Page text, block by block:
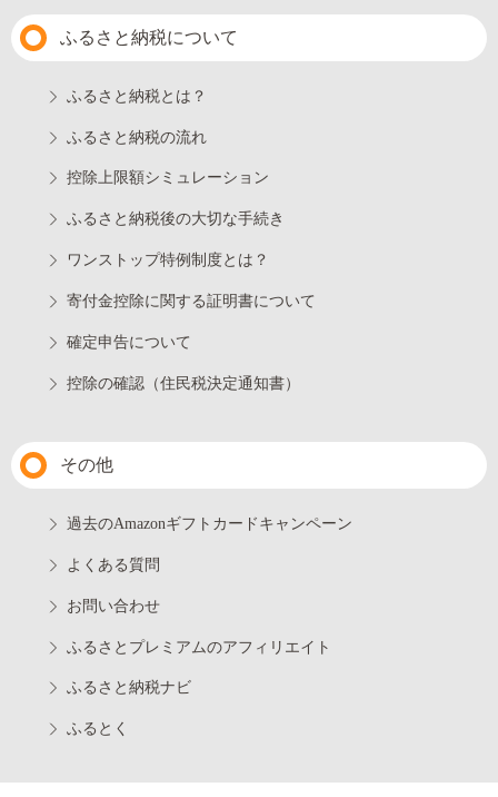
ふるさと納税について
ふるさと納税とは？
ふるさと納税の流れ
控除上限額シミュレーション
ふるさと納税後の大切な手続き
ワンストップ特例制度とは？
寄付金控除に関する証明書について
確定申告について
控除の確認（住民税決定通知書）
その他
過去のAmazonギフトカードキャンペーン
よくある質問
お問い合わせ
ふるさとプレミアムのアフィリエイト
ふるさと納税ナビ
ふるとく